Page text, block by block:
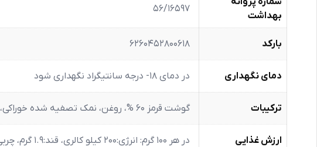
بهداشت
56/16597
بارکد 6260452800618
دمای نگهداری در دمای 18- درجه سانتیگراد نگهداری شود
ترکیبات گوشت قرمز 60 %، روغن، نمک تصفیه شده خوراکی، ادویه، سایر افزودنی های مجاز
ارزش غذایی در هر 100 گرم: انرژی:200 کیلو کالری، قند:1.9 گرم، چربی:14.9 گرم، نمک: 1.3 گرم، اسید چرب ترانس: 0.74 گرم.